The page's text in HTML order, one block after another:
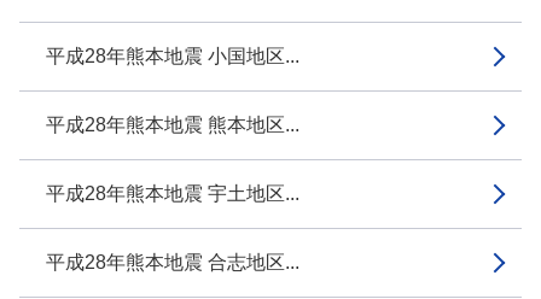
平成28年熊本地震 小国地区...
平成28年熊本地震 熊本地区...
平成28年熊本地震 宇土地区...
平成28年熊本地震 合志地区...